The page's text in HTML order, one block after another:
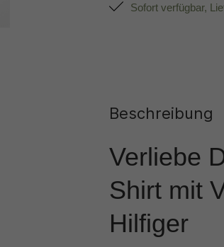
Sofort verfügbar,
Beschreibung
Verliebe
Shirt mit
Hilfiger